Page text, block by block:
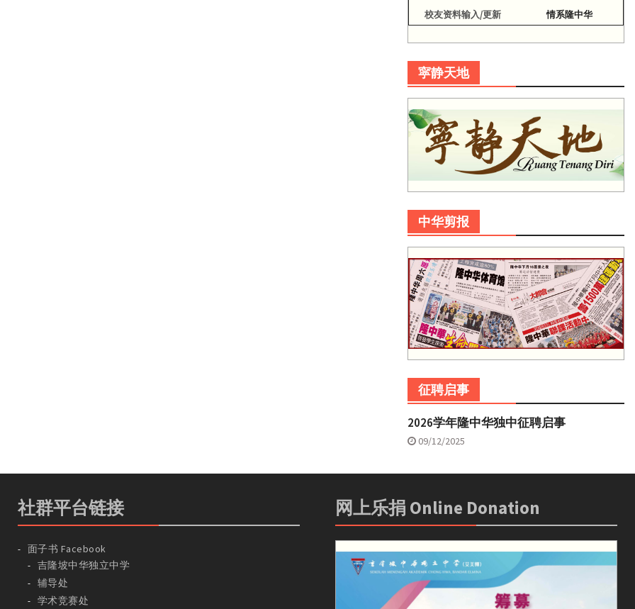
校友资料输入/更新 情系隆中华
寜静天地
中华剪报
征聘启事
2026学年隆中华独中征聘启事
09/12/2025
社群平台链接
面子书 Facebook
吉隆坡中华独立中学
辅导处
学术竞赛处
网上乐捐 Online Donation